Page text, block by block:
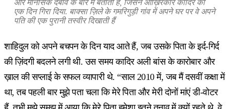
और मानसिक दबाव के बारे में बताती हैं, जिसने आख़िरकार कादिर को
एक दिन गिरा दिया. बाक्सा ज़िले के गमरिगुड़ी गांव में अपने घर पर वे अपने
पति की एक पुरानी तस्वीर दिखाती हैं
शाहिदुल को अपने बचपन के दिन याद आते हैं, जब उसके पिता के इर्द-गिर्द
की ज़िंदगी बदलने लगी थी. उस समय कादिर अली बांस के कारोबार और
ख़ाल की सप्लाई के सफल व्यापारी थे. “साल 2010 में, जब मैं दसवीं कक्षा में
था, तब पहली बार मुझे पता चला कि मेरे पिता और मेरी दोनों मांएं डी-वोटर